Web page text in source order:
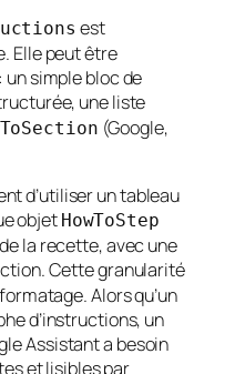
est
Elle peut être
simple bloc de
une liste
(Google,
d’utiliser un tableau
objet HowToStep
la recette, avec une
Cette granularité
Alors qu’un
d’instructions, un
Assistant a besoin
et lisibles par